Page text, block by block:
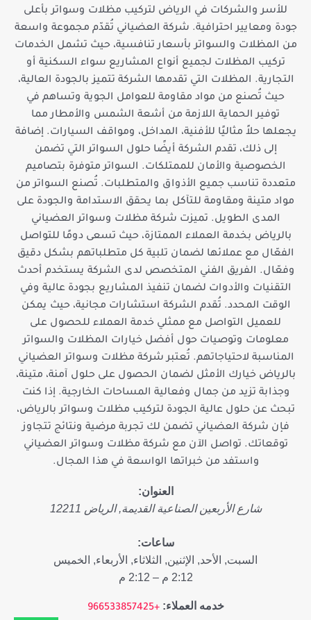
للأسر والشركات في الرياض لتركيب مظلات وسواتر بأعلى
جودة ومعايير احترافية. شركة العضياني تُقدّم مجموعة واسعة
من المظلات والسواتر بأسعار تنافسية، حيث تشمل الخدمات
تركيب المظلات لجميع أنواع المشاريع سواء السكنية أو
التجارية. المظلات التي تقدمها الشركة تتميز بالجودة العالية،
حيث تُصنع من مواد مقاومة للعوامل الجوية وتساهم في
توفير الحماية اللازمة من أشعة الشمس والأمطار مما
يجعلها حلاً مثاليًا للأفنية، المداخل، ومواقف السيارات. إضافة
إلى ذلك، تقدم الشركة أيضًا حلول السواتر التي تضمن
الخصوصية والأمان للممتلكات. السواتر متوفرة بتصاميم
متعددة تناسب جميع الأذواق والمتطلبات. تُصنع السواتر من
مواد متينة ومقاومة للتآكل بما يحقق الاستدامة والجودة على
المدى الطويل. تميزت شركة مظلات وسواتر العضياني
بالرياض بخدمة العملاء الممتازة، حيث تسعى دومًا للتواصل
الفعّال مع عملائها لضمان تلبية كل متطلباتهم بشكل دقيق
وفعّال. الفريق الفني المتخصص لدى الشركة يستخدم أحدث
التقنيات والأدوات لضمان تنفيذ المشاريع بجودة عالية وفي
الوقت المحدد. تُقدم الشركة استشارات مجانية، حيث يمكن
للعميل التواصل مع ممثلي خدمة العملاء للحصول على
معلومات وتوصيات حول أفضل خيارات المظلات والسواتر
المناسبة لاحتياجاتهم. تُعتبر شركة مظلات وسواتر العضياني
بالرياض خيارك الأمثل لضمان الحصول على حلول آمنة، متينة،
وجذابة تزيد من جمال وفعالية المساحات الخارجية. إذا كنت
تبحث عن حلول عالية الجودة لتركيب مظلات وسواتر بالرياض،
فإن شركة العضياني تضمن لك تجربة مرضية ونتائج تتجاوز
توقعاتك. تواصل الآن مع شركة مظلات وسواتر العضياني
واستفد من خبراتها الواسعة في هذا المجال.
العنوان:
شارع الأربعين الصناعية القديمة,الرياض 12211
ساعات:
السبت, الأحد, الإثنين, الثلاثاء, الأربعاء, الخميس
2:12 م – 2:12 م
خدمه العملاء: +966533857425